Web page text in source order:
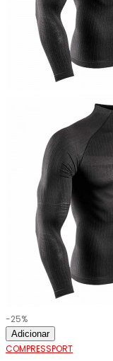
-25%
Adicionar
COMPRESSPORT